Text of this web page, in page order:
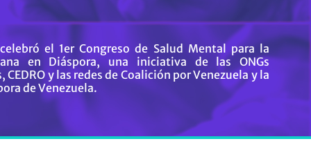
el 1er Congreso de Salud Mental para la
en Diáspora, una iniciativa de las ONGs
y las redes de Coalición por Venezuela y la
de Venezuela.